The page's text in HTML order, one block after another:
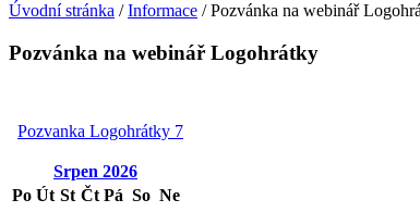
Úvodní stránka /Informace /Pozvánka na webinář
Pozvánka na webinář Logohrátky
Pozvanka Logohrátky 7
Srpen 2026
Po Út St Čt Pá So Ne